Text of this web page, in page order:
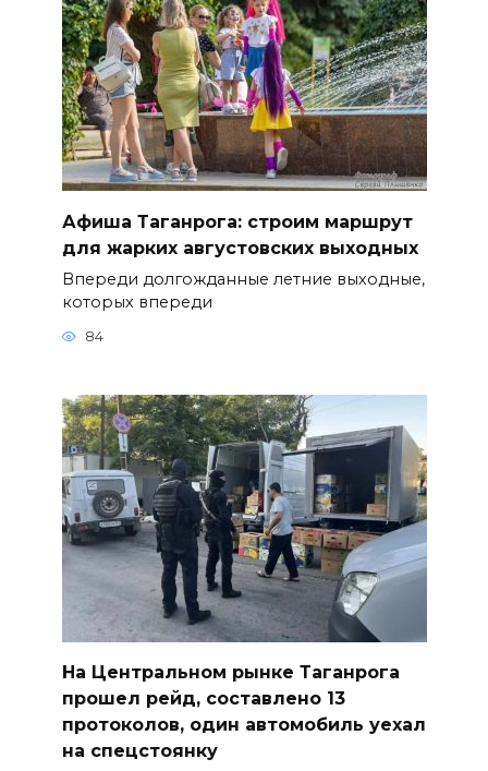
Афиша Таганрога: строим маршрут
для жарких августовских выходных
Впереди долгожданные летние выходные,
которых впереди
84
На Центральном рынке Таганрога
прошел рейд, составлено 13
протоколов, один автомобиль уехал
на спецстоянку